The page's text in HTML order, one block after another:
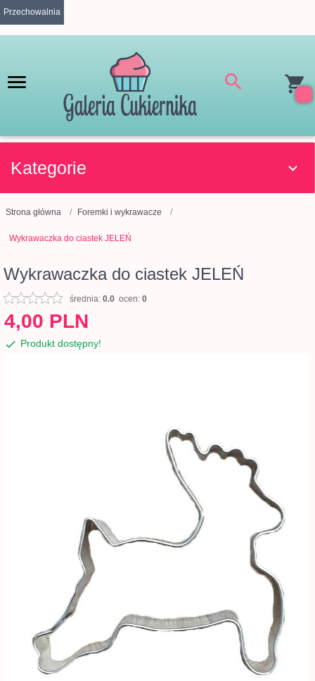
Przechowalnia
Kategorie
Strona główna Foremki i wykrawacze
Wykrawaczka do ciastek JELEŃ
Wykrawaczka do ciastek JELEŃ
średnia: 0.0 ocen: 0
4,00 PLN
Produkt dostępny!